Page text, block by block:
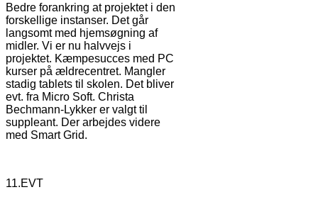
Bedre forankring at projektet i den
forskellige instanser. Det går
langsomt med hjemsøgning af
midler. Vi er nu halvvejs i
projektet. Kæmpesucces med PC
kurser på ældrecentret. Mangler
stadig tablets til skolen. Det bliver
evt. fra Micro Soft. Christa
Bechmann-Lykker er valgt til
suppleant. Der arbejdes videre
med Smart Grid.
11.EVT